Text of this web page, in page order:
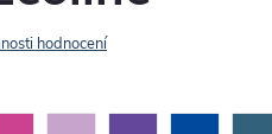
hodnocení